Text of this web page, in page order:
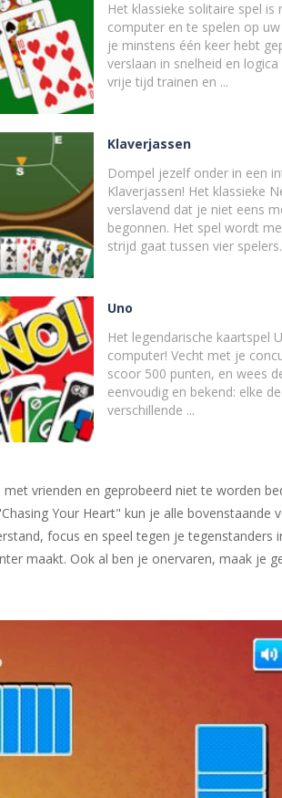
Het klassieke solitaire spel is
computer en te spelen op
je minstens één keer hebt
verslaan in snelheid en
vrije tijd trainen en ...
Klaverjassen
Dompel jezelf onder in een
Klaverjassen! Het klassieke
verslavend dat je niet eens
begonnen. Het spel wordt
strijd gaat tussen vier
Uno
Het legendarische kaartspel
computer! Vecht met je
scoor 500 punten, en wees
eenvoudig en bekend: elke
verschillende ...
vrienden en geprobeerd niet te worden
Your Heart" kun je alle bovenstaande
focus en speel tegen je tegenstanders
maakt. Ook al ben je onervaren, maak je